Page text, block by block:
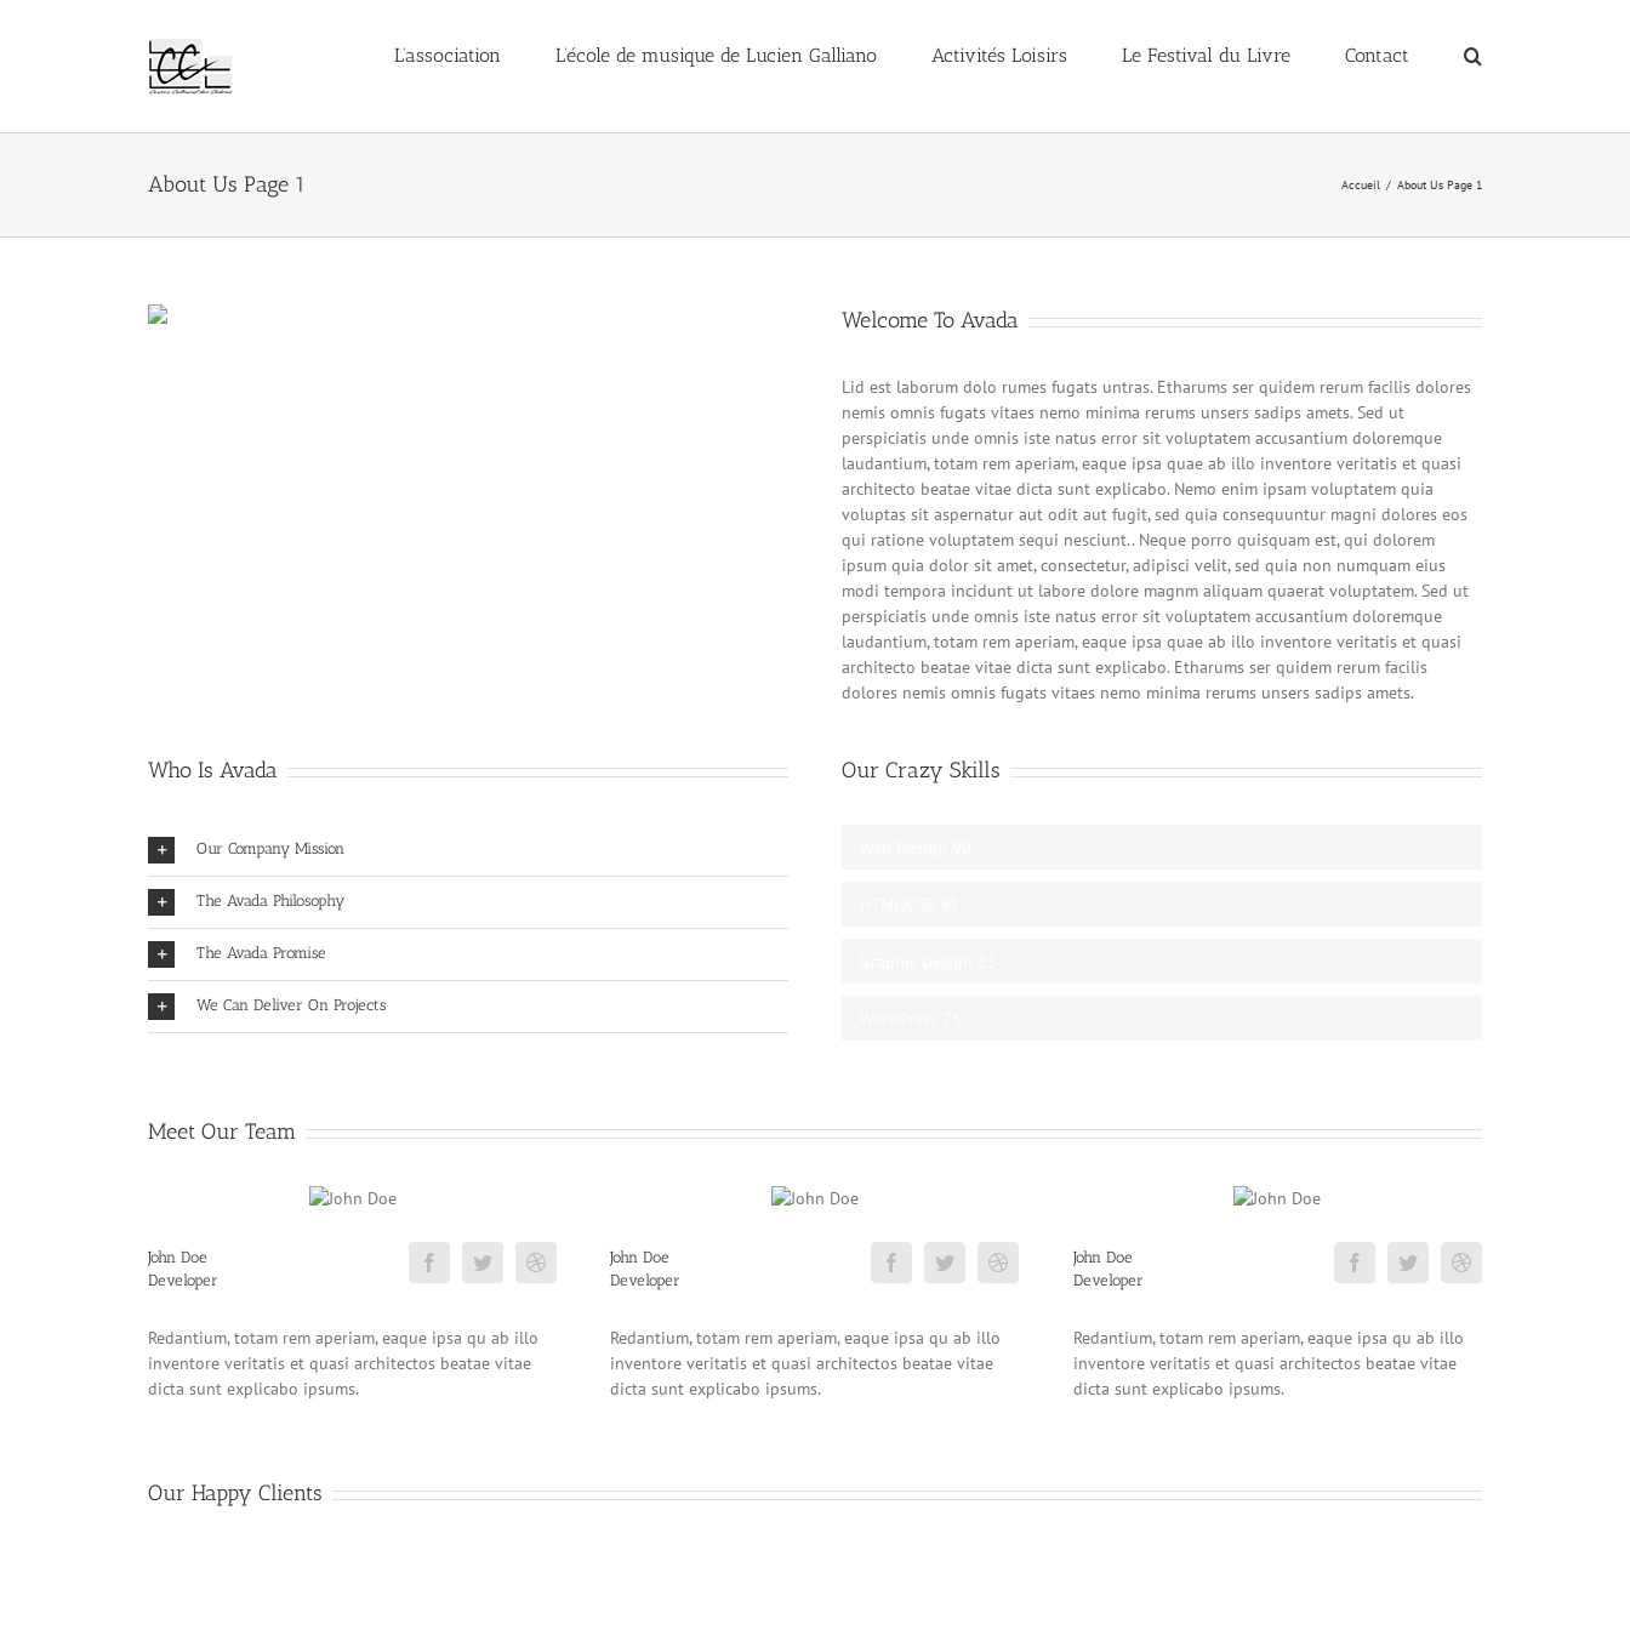
L’association L’école de musique de Lucien Galliano Activités Loisirs Le Festival du Livre Contact
About Us Page 1 Accueil / About Us Page 1
Welcome To Avada
Lid est laborum dolo rumes fugats untras. Etharums ser quidem rerum facilis dolores
nemis omnis fugats vitaes nemo minima rerums unsers sadips amets. Sed ut
perspiciatis unde omnis iste natus error sit voluptatem accusantium doloremque
laudantium, totam rem aperiam, eaque ipsa quae ab illo inventore veritatis et quasi
architecto beatae vitae dicta sunt explicabo. Nemo enim ipsam voluptatem quia
voluptas sit aspernatur aut odit aut fugit, sed quia consequuntur magni dolores eos
qui ratione voluptatem sequi nesciunt.. Neque porro quisquam est, qui dolorem
ipsum quia dolor sit amet, consectetur, adipisci velit, sed quia non numquam eius
modi tempora incidunt ut labore dolore magnm aliquam quaerat voluptatem. Sed ut
perspiciatis unde omnis iste natus error sit voluptatem accusantium doloremque
laudantium, totam rem aperiam, eaque ipsa quae ab illo inventore veritatis et quasi
architecto beatae vitae dicta sunt explicabo. Etharums ser quidem rerum facilis
dolores nemis omnis fugats vitaes nemo minima rerums unsers sadips amets.
Who Is Avada
Our Company Mission
The Avada Philosophy
The Avada Promise
We Can Deliver On Projects
Our Crazy Skills
Meet Our Team
John Doe
Developer
Redantium, totam rem aperiam, eaque ipsa qu ab illo
inventore veritatis et quasi architectos beatae vitae
dicta sunt explicabo ipsums.
John Doe
Developer
Redantium, totam rem aperiam, eaque ipsa qu ab illo
inventore veritatis et quasi architectos beatae vitae
dicta sunt explicabo ipsums.
John Doe
Developer
Redantium, totam rem aperiam, eaque ipsa qu ab illo
inventore veritatis et quasi architectos beatae vitae
dicta sunt explicabo ipsums.
Our Happy Clients